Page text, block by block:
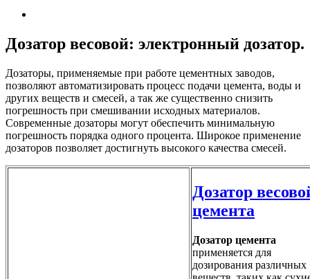
Дозатор весовой: электронный дозатор.
Дозаторы, применяемые при работе цементных заводов,
позволяют автоматизировать процесс подачи цемента, воды и
других веществ и смесей, а так же существенно снизить
погрешность при смешивании исходных материалов.
Современные дозаторы могут обеспечить минимальную
погрешность порядка одного процента. Широкое применение
дозаторов позволяет достигнуть высокого качества смесей.
Дозатор
цемента
Дозатор цемента
применяется для
дозирования различных